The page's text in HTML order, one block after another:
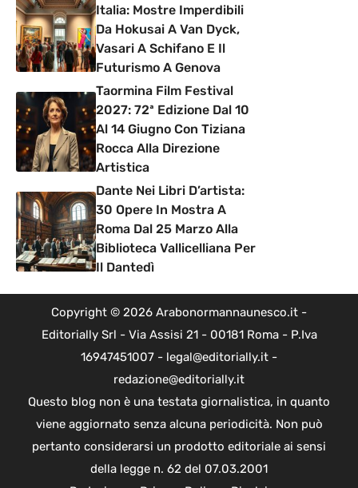
Italia: Mostre Imperdibili
Da Hokusai A Van Dyck,
Vasari A Schifano E Il
Futurismo A Genova
Taormina Film Festival
2027: 72ª Edizione Dal 10
Al 14 Giugno Con Tiziana
Rocca Alla Direzione
Artistica
Dante Nei Libri D’artista:
30 Opere In Mostra A
Roma Dal 25 Marzo Alla
Biblioteca Vallicelliana Per
Il Dantedì
Copyright © 2026 Arabonormannaunesco.it -
Editorially Srl - Via Assisi 21 - 00181 Roma - P.Iva
16947451007 - legal@editorially.it -
redazione@editorially.it
Questo blog non è una testata giornalistica, in quanto
viene aggiornato senza alcuna periodicità. Non può
pertanto considerarsi un prodotto editoriale ai sensi
della legge n. 62 del 07.03.2001